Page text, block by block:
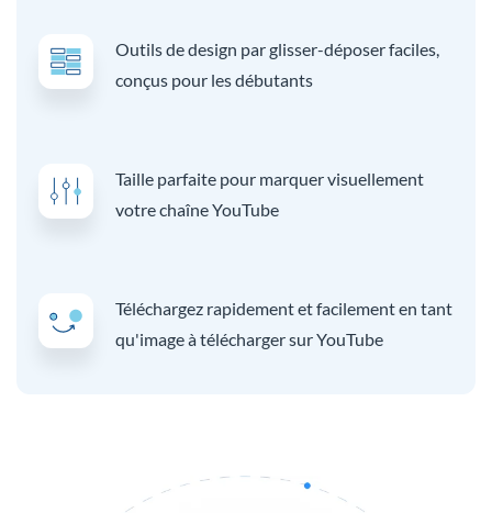
Outils de design par glisser-déposer faciles,
conçus pour les débutants
Taille parfaite pour marquer visuellement
votre chaîne YouTube
Téléchargez rapidement et facilement en tant
qu'image à télécharger sur YouTube